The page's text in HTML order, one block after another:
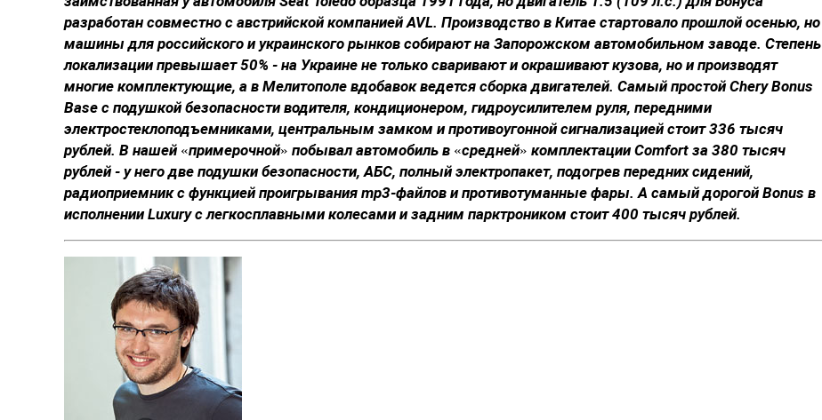
разработан совместно с австрийской компанией AVL. Производство в Китае стартовало прошлой осенью, но
машины для российского и украинского рынков собирают на Запорожском автомобильном заводе. Степень
локализации превышает 50% - на Украине не только сваривают и окрашивают кузова, но и производят
многие комплектующие, а в Мелитополе вдобавок ведется сборка двигателей. Самый простой Chery Bonus
Base с подушкой безопасности водителя, кондиционером, гидроусилителем руля, передними
электростеклоподъемниками, центральным замком и противоугонной сигнализацией стоит 336 тысяч
рублей. В нашей «примерочной» побывал автомобиль в «средней» комплектации Comfort за 380 тысяч
рублей - у него две подушки безопасности, АБС, полный электропакет, подогрев передних сидений,
радиоприемник с функцией проигрывания mp3-файлов и противотуманные фары. А самый дорогой Bonus в
исполнении Luxury с легкосплавными колесами и задним парктроником стоит 400 тысяч рублей.